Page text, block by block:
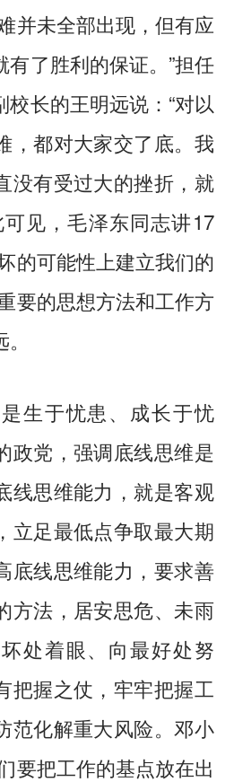
并未全部出现，但有应
了胜利的保证。”担任
长的王明远说：“对以
，都对大家交了底。我
没有受过大的挫折，就
见，毛泽东同志讲17
的可能性上建立我们的
要的思想方法和工作方
于忧患、成长于忧
政党，强调底线思维是
线思维能力，就是客观
立足最低点争取最大期
底线思维能力，要求善
方法，居安思危、未雨
处着眼、向最好处努
把握之仗，牢牢把握工
范化解重大风险。邓小
要把工作的基点放在出